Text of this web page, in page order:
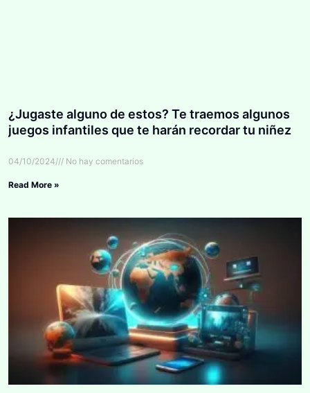
¿Jugaste alguno de estos? Te traemos algunos
juegos infantiles que te harán recordar tu niñez
04/10/2024 No hay comentarios
Read More »